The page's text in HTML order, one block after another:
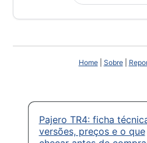
Home| Sobre|
Pajero TR4: ficha
versões, preços e o que